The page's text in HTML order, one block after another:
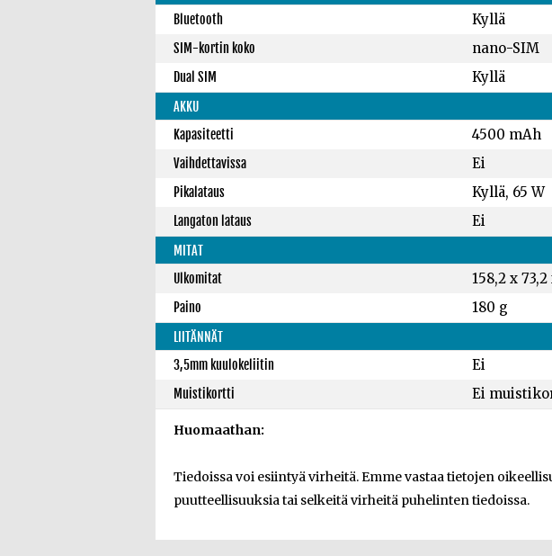
Bluetooth
Kyllä
SIM-kortin koko nano-SIM
Dual SIM Kyllä
AKKU
Kapasiteetti
4500 mAh
Vaihdettavissa Ei
Pikalataus Kyllä, 65 W
Langaton lataus Ei
MITAT
Ulkomitat
158,2 x
Paino 180 g
LIITÄNNÄT
3,5mm kuulokeliitin
Ei
Muistikortti Ei
Huomaathan:
Tiedoissa voi esiintyä virheitä. Emme vastaa tietojen
puutteellisuuksia tai selkeitä virheitä puhelinten tiedoissa.